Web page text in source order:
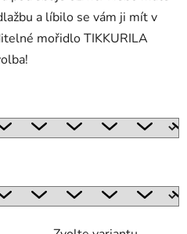
a líbilo se vám ji mít v
mořidlo TIKKURILA